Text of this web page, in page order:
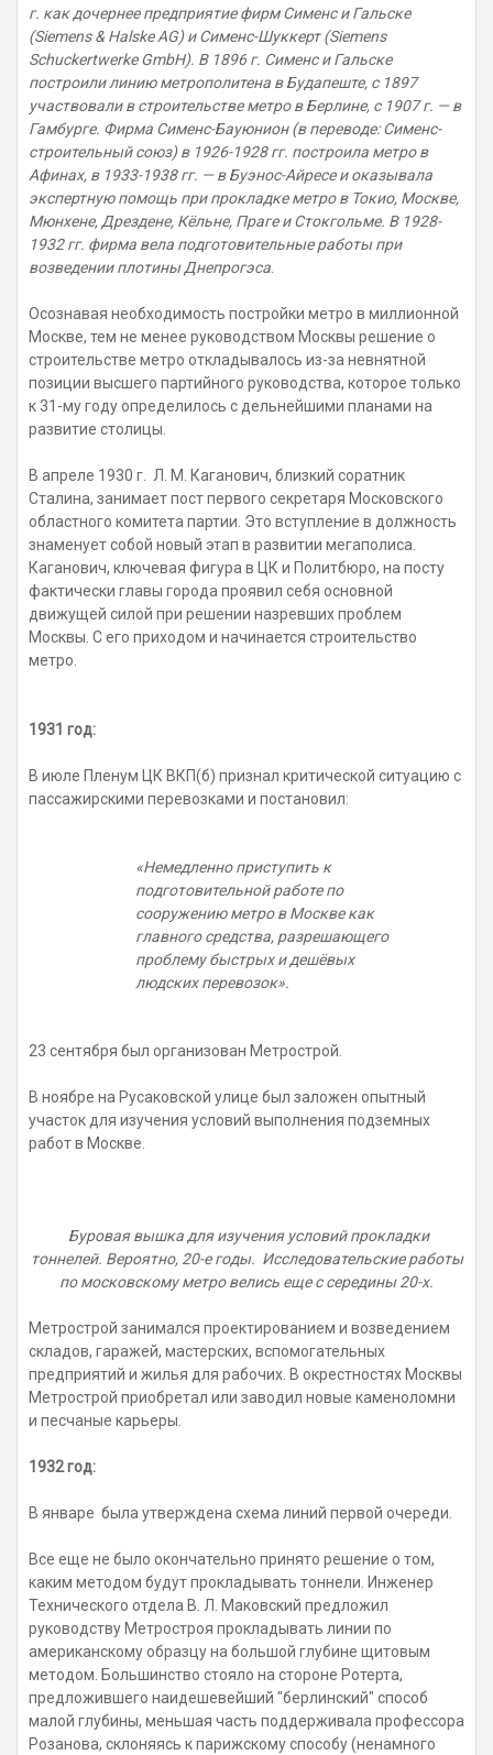
г. как дочернее предприятие фирм Сименс и Гальске
(Siemens & Halske AG) и Сименс-Шуккерт (Siemens
Schuckertwerke GmbH). В 1896 г. Сименс и Гальске
построили линию метрополитена в Будапеште, с 1897
участвовали в строительстве метро в Берлине, с 1907 г. — в
Гамбурге. Фирма Сименс-Бауюнион (в переводе: Сименс-
строительный союз) в 1926-1928 гг. построила метро в
Афинах, в 1933-1938 гг. — в Буэнос-Айресе и оказывала
экспертную помощь при прокладке метро в Токио, Москве,
Мюнхене, Дрездене, Кёльне, Праге и Стокгольме. В 1928-
1932 гг. фирма вела подготовительные работы при
возведении плотины Днепрогэса
Осознавая необходимость постройки метро в миллионной
Москве, тем не менее руководством Москвы решение о
строительстве метро откладывалось из-за невнятной
позиции высшего партийного руководства, которое только
к 31-му году определилось с дельнейшими планами на
развитие столицы.
В апреле 1930 г. Л. М. Каганович, близкий соратник
Сталина, занимает пост первого секретаря Московского
областного комитета партии . Это вступление в должность
знаменует собой новый этап в развитии мегаполиса.
Каганович, ключевая фигура в ЦК и Политбюро, на посту
фактически главы города проявил себя основной
движущей силой при решении назревших проблем
Москвы. С его приходом и начинается строительство
метро.
1931 год:
В июле Пленум ЦК ВКП(б) признал критической ситуацию с
пассажирскими перевозками и постановил:
«Немедленно приступить к
подготовительной работе по
сооружению метро в Москве как
главного средства, разрешающего
проблему быстрых и дешёвых
людских перевозок».
23 сентября был организован Метрострой.
В ноябре на Русаковской улице был заложен опытный
участок для изучения условий выполнения подземных
работ в Москве.
Буровая вышка для изучения условий прокладки
тоннелей. Вероятно, 20-е годы. Исследовательские работы
по московскому метро велись еще с середины 20-х.
Метрострой занимался проектированием и возведением
складов, гаражей, мастерских, вспомогательных
предприятий и жилья для рабочих. В окрестностях Москвы
Метрострой приобретал или заводил новые каменоломни
и песчаные карьеры.
1932 год:
В январе была утверждена схема линий первой очереди.
Все еще не было окончательно принято решение о том,
каким методом будут прокладывать тоннели. Инженер
Технического отдела В. Л. Маковский предложил
руководству Метростроя прокладывать линии по
американскому образцу на большой глубине щитовым
методом. Большинство стояло на стороне Ротерта,
предложившего наидешевейший "берлинский" способ
малой глубины, меньшая часть поддерживала профессора
Розанова, склоняясь к парижскому способу (ненамного